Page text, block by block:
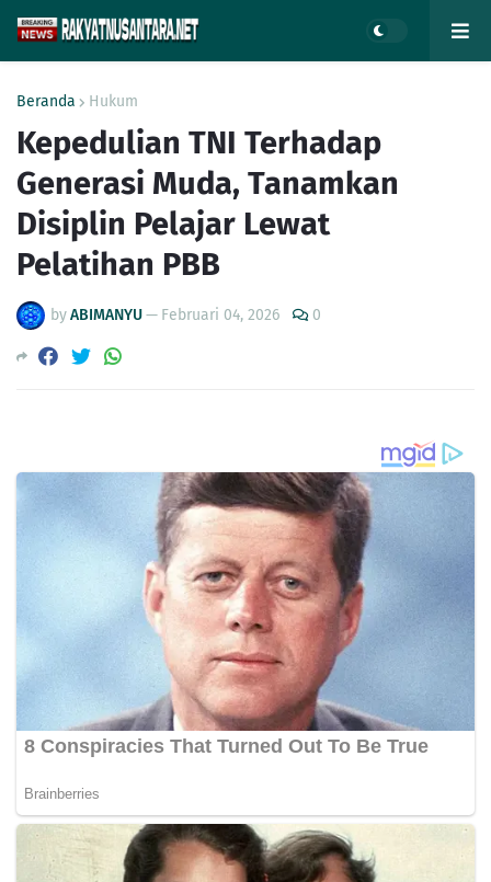
Beranda Hukum
Kepedulian TNI Terhadap
Generasi Muda, Tanamkan
Disiplin Pelajar Lewat
Pelatihan PBB
byABIMANYU— Februari 04, 2026 0